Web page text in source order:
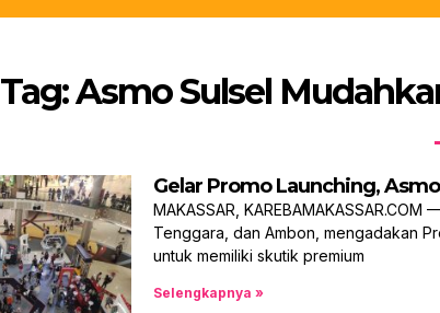
Tag: Asmo Sulsel
Gelar Promo Launching,
MAKASSAR,
Tenggara, dan Ambon, mengadakan
untuk memiliki skutik premium
Selengkapnya »